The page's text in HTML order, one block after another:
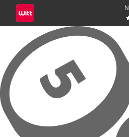
Prejsť na hlavný obsah